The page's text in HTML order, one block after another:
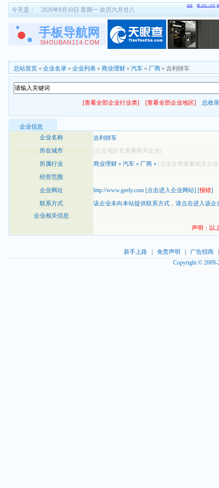
今天是： 2026年8月10日 星期一 农历六月廿八
总站首页 » 企业名录 » 企业列表 » 商业理财 » 汽车 » 厂商 » 吉利轿车
[查看全部企业行业类] [查看全部企业地区] 总收
企业信息
企业名称
吉利轿车
所在城市
(点击地区名查看相关企业)
所属行业
商业理财 » 汽车 » 厂商 » (点击分类查看相关企
经营范围
企业网址
http://www.geely.com [点击进入企业网站] [报错]
联系方式
该企业未向本站提供联系方式， 请点击进入该企
企业相关信息
声明：以
新手上路| 免责声明 广告招商
Copyright ©